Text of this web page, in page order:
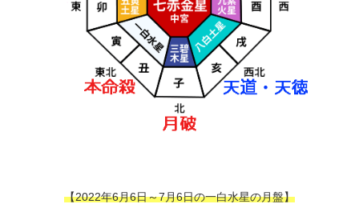
【2022年6月6日～7月6日の一白水星の月盤】